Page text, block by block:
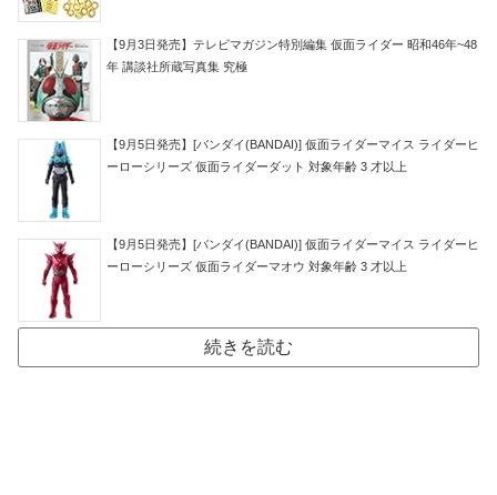
【9月3日発売】テレビマガジン特別編集 仮面ライダー 昭和46年~48
年 講談社所蔵写真集 究極
【9月5日発売】[バンダイ(BANDAI)] 仮面ライダーマイス ライダーヒ
ーローシリーズ 仮面ライダーダット 対象年齢 3 才以上
【9月5日発売】[バンダイ(BANDAI)] 仮面ライダーマイス ライダーヒ
ーローシリーズ 仮面ライダーマオウ 対象年齢 3 才以上
続きを読む